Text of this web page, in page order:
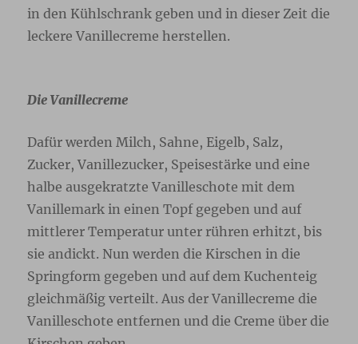
in den Kühlschrank geben und in dieser Zeit die
leckere Vanillecreme herstellen.
Die Vanillecreme
Dafür werden Milch, Sahne, Eigelb, Salz,
Zucker, Vanillezucker, Speisestärke und eine
halbe ausgekratzte Vanilleschote mit dem
Vanillemark in einen Topf gegeben und auf
mittlerer Temperatur unter rühren erhitzt, bis
sie andickt. Nun werden die Kirschen in die
Springform gegeben und auf dem Kuchenteig
gleichmäßig verteilt. Aus der Vanillecreme die
Vanilleschote entfernen und die Creme über die